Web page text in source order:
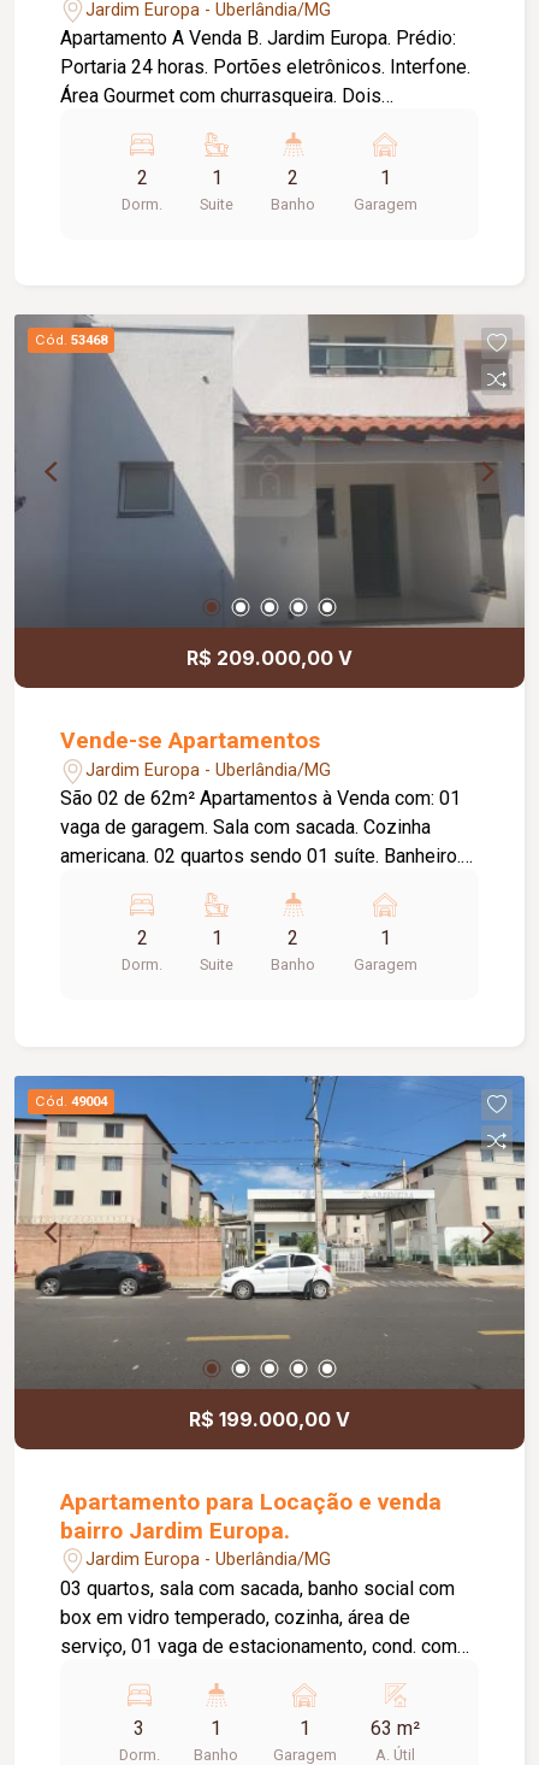
Jardim Europa - Uberlândia/MG
Apartamento A Venda B. Jardim Europa. Prédio:
Portaria 24 horas. Portões eletrônicos. Interfone.
Área Gourmet com churrasqueira. Dois
Privativa: 51,57 m2. Área Construída: 68,54 m2.
Uma garagem. Sala 02 ambientes. Dois quartos
(01 suíte). Banheiro social. Cozinha. Lavanderia.
2
Dorm.
1
Suite
2
Banho
1
Garagem
Cód. 53468
R$ 209.000,00 V
Vende-se Apartamentos
Jardim Europa - Uberlândia/MG
São 02 de 62m² Apartamentos à Venda com: 01
vaga de garagem. Sala com sacada. Cozinha
americana. 02 quartos sendo 01 suíte. Banheiro.
alumínio. Apartamento térreo com: Áreas externas
e um cômodo de despejo. R$209.000,00 cada
apartamento.
2
Dorm.
1
Suite
2
Banho
1
Garagem
Cód. 49004
R$ 199.000,00 V
Apartamento para Locação e venda
bairro Jardim Europa.
Jardim Europa - Uberlândia/MG
03 quartos, sala com sacada, banho social com
box em vidro temperado, cozinha, área de
serviço, 01 vaga de estacionamento, cond. com
salão de festa.
3
Dorm.
1
Banho
1
Garagem
63 m²
A. Útil